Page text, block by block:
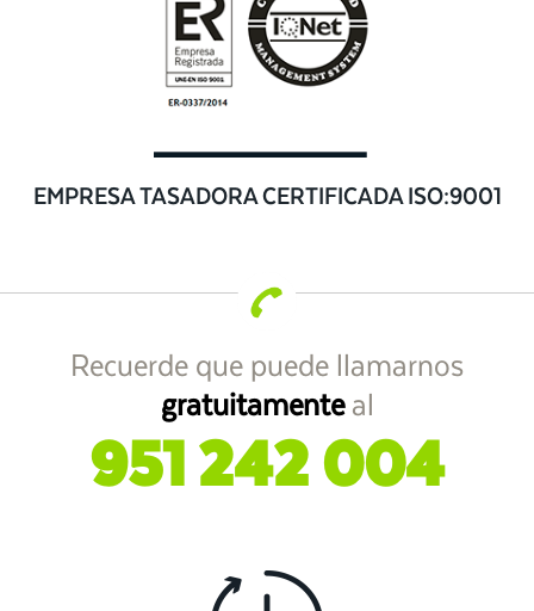
EMPRESA TASADORA CERTIFICADA ISO:9001
Recuerde que puede llamarnos
gratuitamenteal
951 242 004